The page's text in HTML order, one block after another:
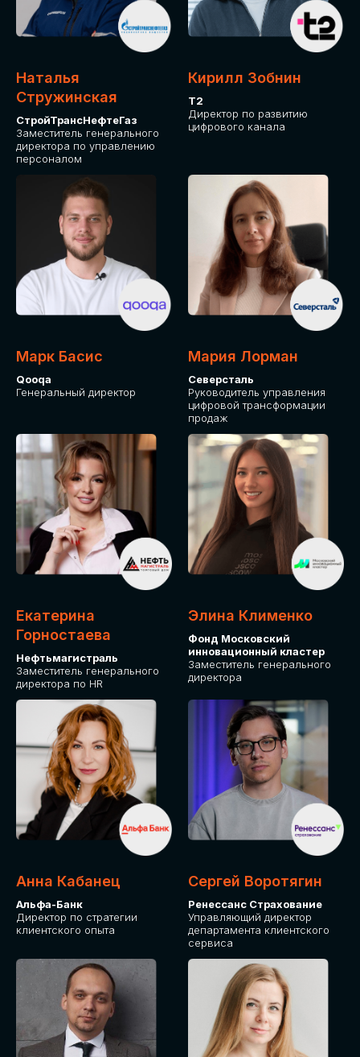
Наталья
Стружинская
СтройТрансНефтеГаз
Заместитель генерального
директора по управлению
персоналом
Кирилл Зобнин
Т2
Директор по развитию
цифрового канала
Марк Басис
Qooqa
Генеральный директор
Мария Лорман
Северсталь
Руководитель управления
цифровой трансформации
продаж
Екатерина
Горностаева
Нефтьмагистраль
Заместитель генерального
директора по HR
Элина Клименко
Фонд Московский
инновационный кластер
Заместитель генерального
директора
Анна Кабанец
Альфа-Банк
Директор по стратегии
клиентского опыта
Сергей Воротягин
Ренессанс Страхование
Управляющий директор
департамента клиентского
сервиса
TECH FORUM и поделиться своим
опытом и экспертизой. Будем рады
сотрудничеству!
СРЕДИ ПАРТНЕРОВ
МЕРОПРИЯТИЯ
Приглашаем стать партнером GLOBAL
TECH FORUM и презентовать ваши
решения целевой аудитории. Будем
рады сотрудничеству!
СТАНЬТЕ
ЭКСПОНЕНТОМ
ПОДАТЬ ЗАЯВКУ
IT Solutions for Business
СТОИМОСТЬ
УЧАСТИЯ